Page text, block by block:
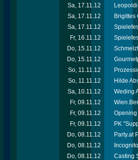
Sa, 17.11.12
Sa, 17.11.12
Brigittes
Sa, 17.11.12
Fr, 16.11.12
Do, 15.11.12
Do, 15.11.12
So, 11.11.12
So, 11.11.12
Hilde
Sa, 10.11.12
Weding
Fr, 09.11.12
Fr, 09.11.12
Opening
Fr, 09.11.12
PK
Do, 08.11.12
Party.at
Do, 08.11.12
Do, 08.11.12
Casting